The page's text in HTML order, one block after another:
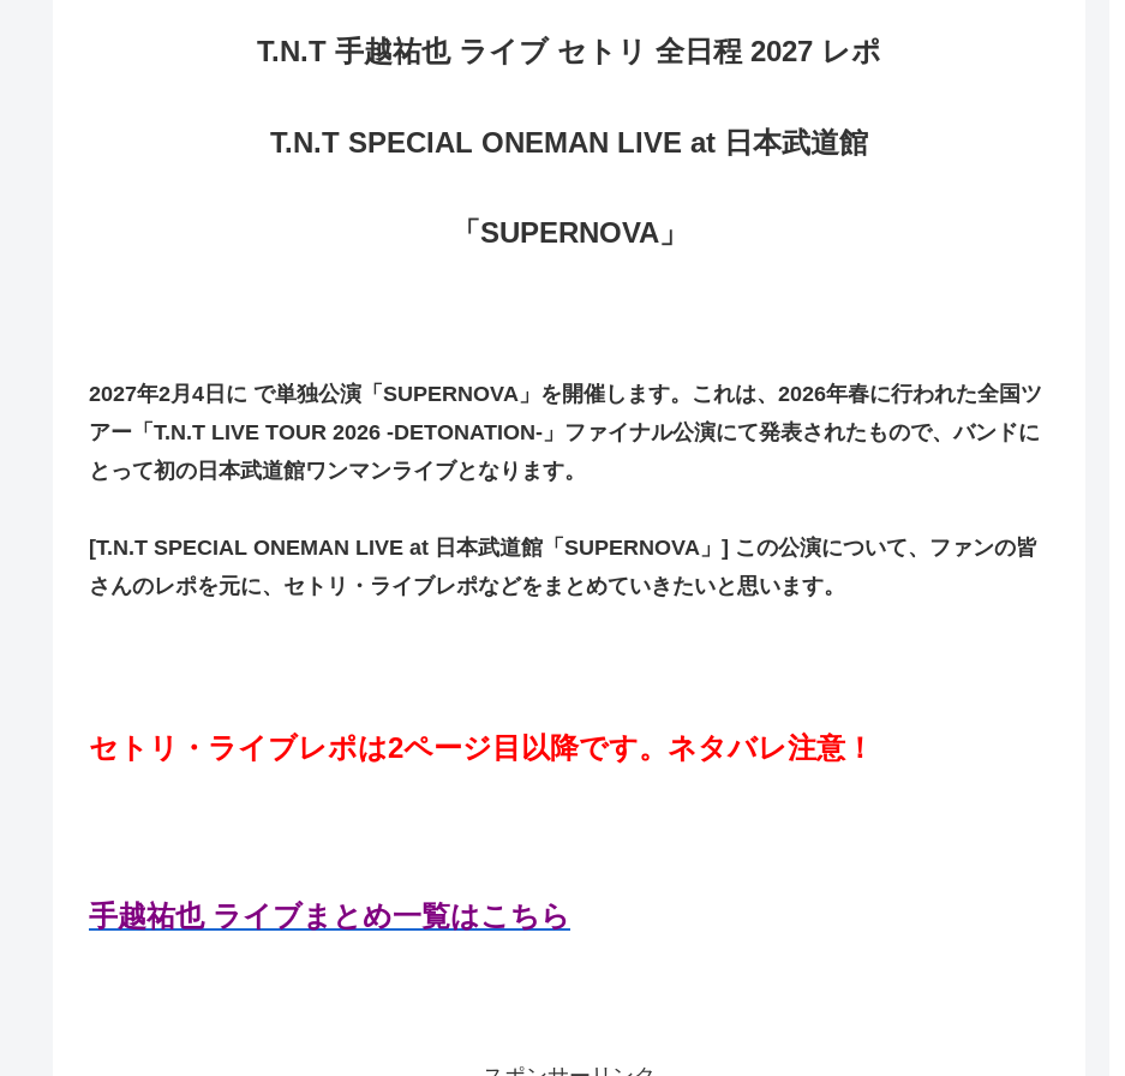
T.N.T 手越祐也 ライブ セトリ 全日程 2027 レポ
T.N.T SPECIAL ONEMAN LIVE at 日本武道館
「SUPERNOVA」
2027年2月4日に で単独公演「SUPERNOVA」を開催します。これは、2026年春に行われた全国ツ
アー「T.N.T LIVE TOUR 2026 -DETONATION-」ファイナル公演にて発表されたもので、バンドに
とって初の日本武道館ワンマンライブとなります。
[T.N.T SPECIAL ONEMAN LIVE at 日本武道館「SUPERNOVA」] この公演について、ファンの皆
さんのレポを元に、セトリ・ライブレポなどをまとめていきたいと思います。
セトリ・ライブレポは2ページ目以降です。ネタバレ注意！
手越祐也 ライブまとめ一覧はこちら